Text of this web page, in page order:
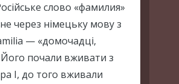
слово «фамилия»
через німецьку мову з
— «домочадці,
почали вживати з
І, до того вживали